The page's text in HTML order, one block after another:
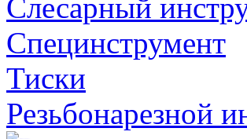
Слесарный
Специнструмент
Тиски
Резьбонарезной